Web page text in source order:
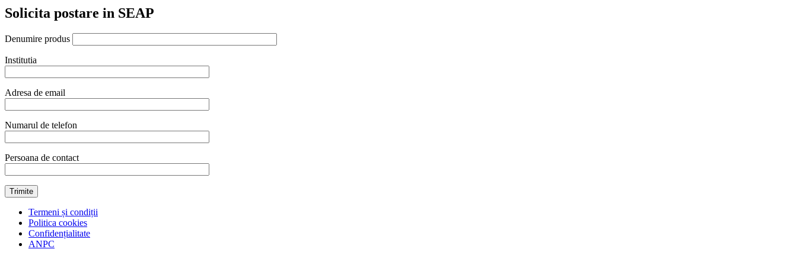
aluminiu,
quantity
Solicita postare in SEAP
Denumire produs
Institutia
Adresa de email
Numarul de telefon
Persoana de contact
Termeni și condiții
Politica cookies
Confidențialitate
ANPC